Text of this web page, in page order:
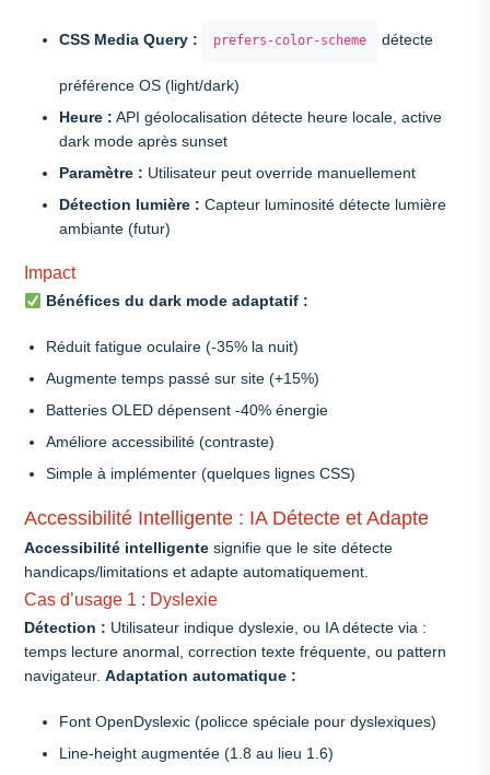
CSS Media Query : prefers-color-scheme détecte
préférence OS (light/dark)
Heure : API géolocalisation détecte heure locale, active
dark mode après sunset
Paramètre : Utilisateur peut override manuellement
Détection lumière : Capteur luminosité détecte lumière
ambiante (futur)
Impact
Bénéfices du dark mode adaptatif :
Réduit fatigue oculaire (-35% la nuit)
Augmente temps passé sur site (+15%)
Batteries OLED dépensent -40% énergie
Améliore accessibilité (contraste)
Simple à implémenter (quelques lignes CSS)
Accessibilité Intelligente : IA Détecte et Adapte
Accessibilité intelligente signifie que le site détecte
handicaps/limitations et adapte automatiquement.
Cas d’usage 1 : Dyslexie
Détection : Utilisateur indique dyslexie, ou IA détecte via :
temps lecture anormal, correction texte fréquente, ou pattern
navigateur. Adaptation automatique :
Font OpenDyslexic (policce spéciale pour dyslexiques)
Line-height augmentée (1.8 au lieu 1.6)